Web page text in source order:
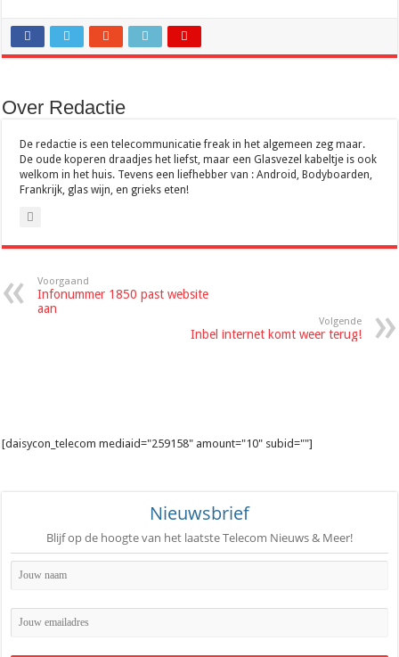
Over Redactie
De redactie is een telecommunicatie freak in het algemeen zeg maar.
De oude koperen draadjes het liefst, maar een Glasvezel kabeltje is ook
welkom in het huis. Tevens een liefhebber van : Android, Bodyboarden,
Frankrijk, glas wijn, en grieks eten!
Voorgaand
Infonummer 1850 past website
aan
Volgende
Inbel internet komt weer terug!
[daisycon_telecom mediaid="259158" amount="10" subid=""]
Nieuwsbrief
Blijf op de hoogte van het laatste Telecom Nieuws & Meer!